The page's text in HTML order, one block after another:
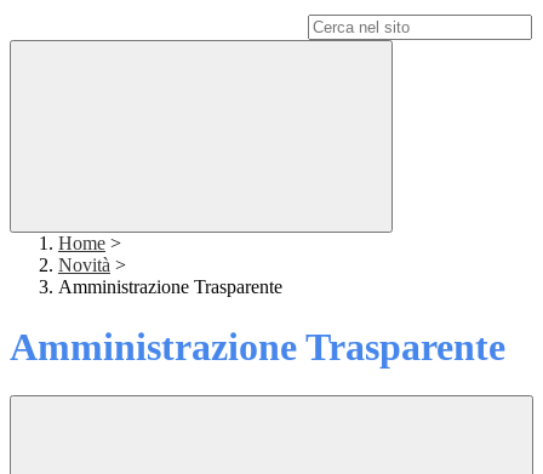
Home >
Novità >
Amministrazione Trasparente
Amministrazione Trasparente